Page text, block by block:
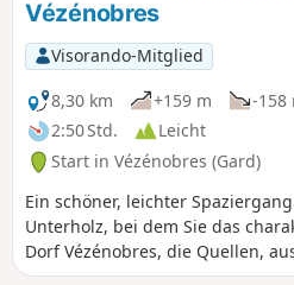
Vézénobres
Visorando-Mitglied
8,30 km
+159 m
-158
2:50 Std.
Leicht
Start in Vézénobres (Gard)
Ein schöner, leichter
Unterholz, bei dem Sie das
Dorf Vézénobres, die Quellen,
gespeist wird, sowie schöne